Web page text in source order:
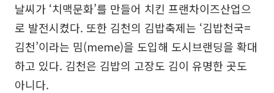
날씨가 ‘치맥문화’를 만들어 치킨 프랜차이즈산업으
로 발전시켰다. 또한 김천의 김밥축제는 ‘김밥천국=
김천’이라는 밈(meme)을 도입해 도시브랜딩을 확대
하고 있다. 김천은 김밥의 고장도 김이 유명한 곳도
아니다.